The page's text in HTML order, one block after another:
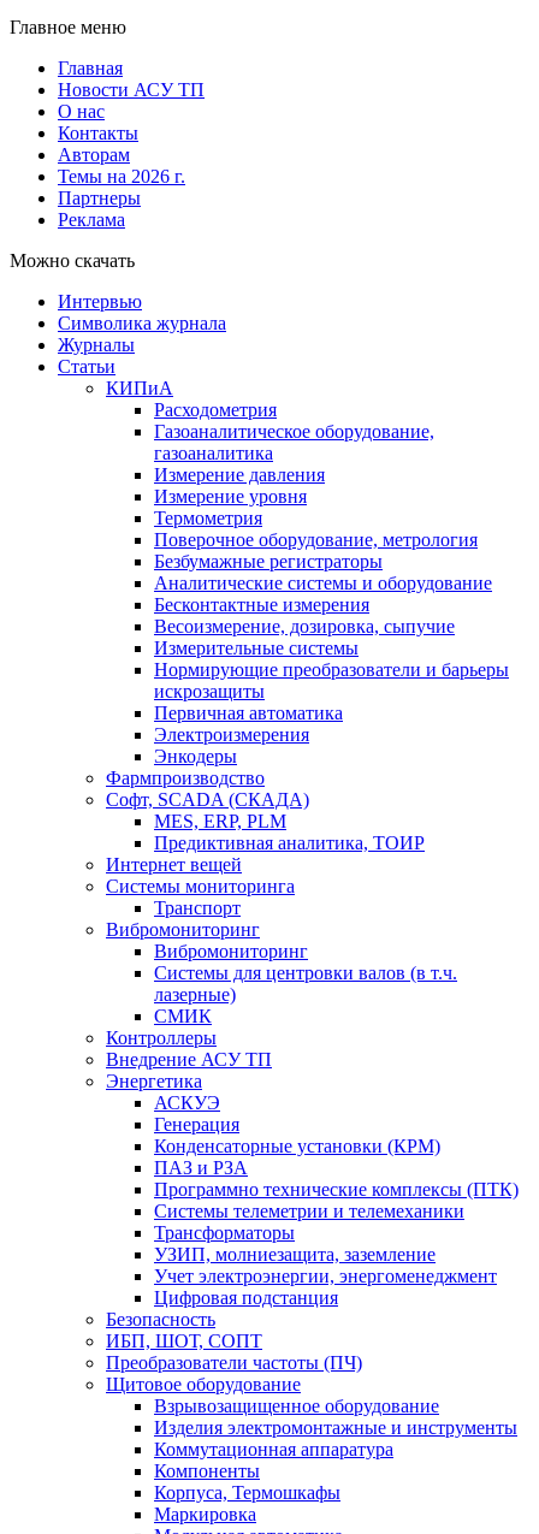
Главное меню
Главная
Новости АСУ ТП
О нас
Контакты
Авторам
Темы на 2026 г.
Партнеры
Реклама
Можно скачать
Интервью
Символика журнала
Журналы
Статьи
КИПиА
Расходометрия
Газоаналитическое оборудование,
газоаналитика
Измерение давления
Измерение уровня
Термометрия
Поверочное оборудование, метрология
Безбумажные регистраторы
Аналитические системы и оборудование
Бесконтактные измерения
Весоизмерение, дозировка, сыпучие
Измерительные системы
Нормирующие преобразователи и барьеры
искрозащиты
Первичная автоматика
Электроизмерения
Энкодеры
Фармпроизводство
Софт, SCADA (СКАДА)
MES, ERP, PLM
Предиктивная аналитика, ТОИР
Интернет вещей
Системы мониторинга
Транспорт
Вибромониторинг
Вибромониторинг
Системы для центровки валов (в т.ч.
лазерные)
СМИК
Контроллеры
Внедрение АСУ ТП
Энергетика
АСКУЭ
Генерация
Конденсаторные установки (КРМ)
ПАЗ и РЗА
Программно технические комплексы (ПТК)
Системы телеметрии и телемеханики
Трансформаторы
УЗИП, молниезащита, заземление
Учет электроэнергии, энергоменеджмент
Цифровая подстанция
Безопасность
ИБП, ШОТ, СОПТ
Преобразователи частоты (ПЧ)
Щитовое оборудование
Взрывозащищенное оборудование
Изделия электромонтажные и инструменты
Коммутационная аппаратура
Компоненты
Корпуса, Термошкафы
Маркировка